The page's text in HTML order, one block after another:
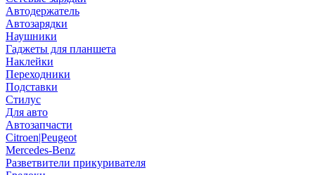
Автодержатель
Автозарядки
Наушники
Гаджеты для планшета
Наклейки
Переходники
Подставки
Стилус
Для авто
Автозапчасти
Citroen|Peugeot
Mercedes-Benz
Разветвители прикуривателя